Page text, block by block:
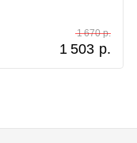
1 503 р.
1 670 р.